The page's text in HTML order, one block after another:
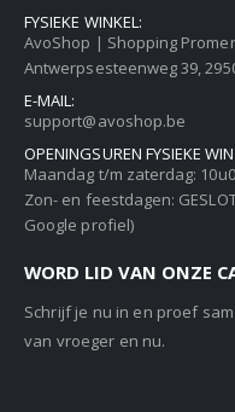
FYSIEKE WINKEL:
AvoShop | Shopping
Antwerpsesteenweg 39,
E-MAIL:
support@avoshop.be
OPENINGSUREN FYSIEKE
Maandag t/m zaterdag:
Zon- en feestdagen:
Google profiel)
WORD LID VAN ONZE
Schrijf je nu in en proef
van vroeger en nu.